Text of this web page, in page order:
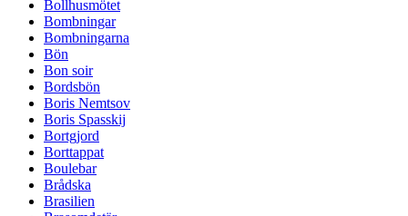
Bollhusmötet
Bombningar
Bombningarna
Bön
Bon soir
Bordsbön
Boris Nemtsov
Boris Spasskij
Bortgjord
Borttappat
Boulebar
Brådska
Brasilien